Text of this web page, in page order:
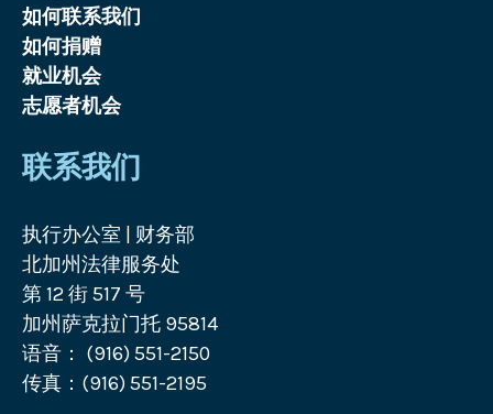
如何联系我们
如何捐赠
就业机会
志愿者机会
联系我们
执行办公室 | 财务部
北加州法律服务处
第 12 街 517 号
加州萨克拉门托 95814
语音： (916) 551-2150
传真：(916) 551-2195